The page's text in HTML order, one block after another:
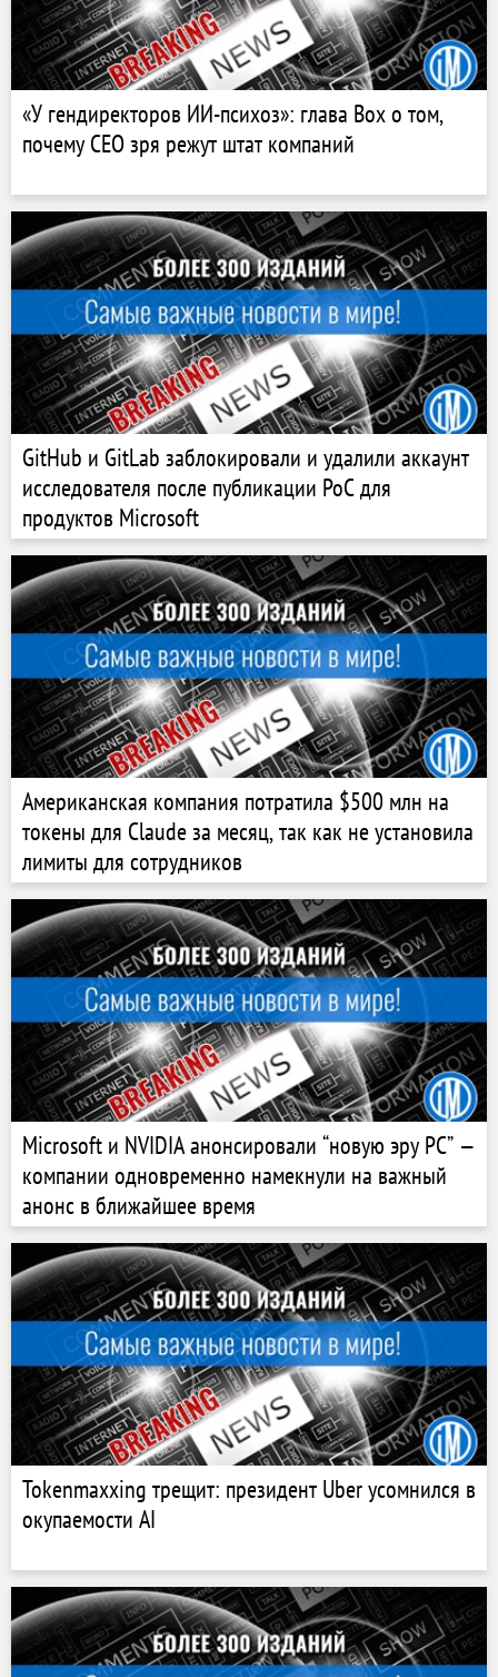
«У гендиректоров ИИ-психоз»: глава Box о том,
почему CEO зря режут штат компаний
GitHub и GitLab заблокировали и удалили аккаунт
исследователя после публикации PoC для
продуктов Microsoft
Американская компания потратила $500 млн на
токены для Claude за месяц, так как не установила
лимиты для сотрудников
Microsoft и NVIDIA анонсировали “новую эру PC” —
компании одновременно намекнули на важный
анонс в ближайшее время
Tokenmaxxing трещит: президент Uber усомнился в
окупаемости AI